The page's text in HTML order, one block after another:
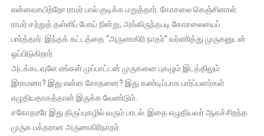
என்னவாயிற்றோ ராமர் பால் குடிக்க மறுத்தார். கோசலை கெஞ்சினாள்.
ராமர் சற்றுத் தள்ளிப் போய் நின்று, அங்கிருந்தபடி கோசலையைப்
பார்த்தார். இந்தக் கட்டத்தை “அருணகிரி நாதர்” வர்ணித்து முருகனுடன்
ஒப்பிடுகிறார்.
அடக்கடவுளே எங்கள் முப்பாட்டன் முருகனை புகழும் இடத்திலும்
இராமனா? இது என்ன சோதனை? இது கண்டிப்பாக பார்ப்பனர்கள்
எழுதியதாகத்தான் இருக்க வேண்டும்.
சகோதரரே இது திருப்புகழில் வரும் பாடல். இதை எழுதியவர் ஆகச்சிறந்த
முருக பக்தரான அருணகிரிநாதர்.